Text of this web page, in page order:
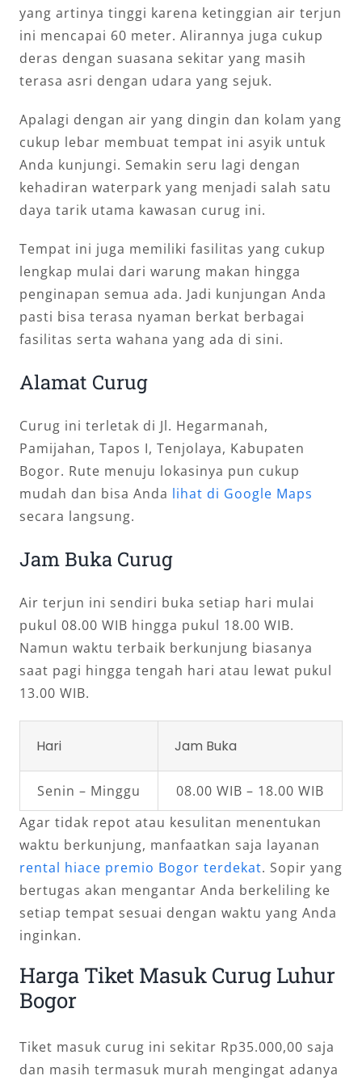
yang artinya tinggi karena ketinggian air terjun
ini mencapai 60 meter. Alirannya juga cukup
deras dengan suasana sekitar yang masih
terasa asri dengan udara yang sejuk.
Apalagi dengan air yang dingin dan kolam yang
cukup lebar membuat tempat ini asyik untuk
Anda kunjungi. Semakin seru lagi dengan
kehadiran waterpark yang menjadi salah satu
daya tarik utama kawasan curug ini.
Tempat ini juga memiliki fasilitas yang cukup
lengkap mulai dari warung makan hingga
penginapan semua ada. Jadi kunjungan Anda
pasti bisa terasa nyaman berkat berbagai
fasilitas serta wahana yang ada di sini.
Alamat Curug
Curug ini terletak di Jl. Hegarmanah,
Pamijahan, Tapos I, Tenjolaya, Kabupaten
Bogor. Rute menuju lokasinya pun cukup
mudah dan bisa Anda lihat di Google Maps
secara langsung.
Jam Buka Curug
Air terjun ini sendiri buka setiap hari mulai
pukul 08.00 WIB hingga pukul 18.00 WIB.
Namun waktu terbaik berkunjung biasanya
saat pagi hingga tengah hari atau lewat pukul
13.00 WIB.
Hari Jam Buka
Senin – Minggu
08.00 WIB – 18.00 WIB
Agar tidak repot atau kesulitan menentukan
waktu berkunjung, manfaatkan saja layanan
rental hiace premio Bogor terdekat. Sopir yang
bertugas akan mengantar Anda berkeliling ke
setiap tempat sesuai dengan waktu yang Anda
inginkan.
Harga Tiket Masuk Curug Luhur
Bogor
Tiket masuk curug ini sekitar Rp35.000,00 saja
dan masih termasuk murah mengingat adanya